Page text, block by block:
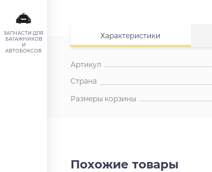
ЗАПЧАСТИ ДЛЯ
БАГАЖНИКОВ
И
АВТОБОКСОВ
Характеристики
Артикул
Страна
Размеры корзины
Похожие товары